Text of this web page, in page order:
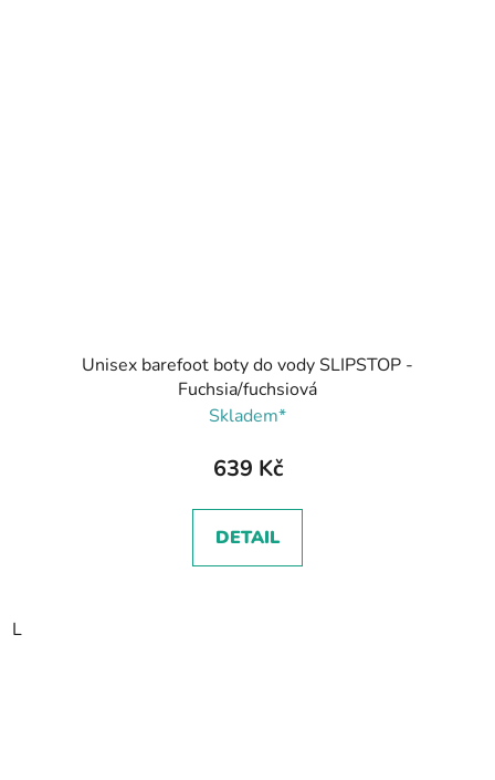
Unisex barefoot boty do vody SLIPSTOP -
Fuchsia/fuchsiová
Skladem*
639 Kč
DETAIL
L